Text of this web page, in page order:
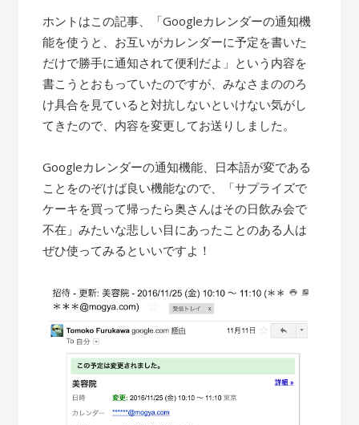
ホントはこの記事、「Googleカレンダーの通知機
能を使うと、お互いがカレンダーに予定を書いた
だけで勝手に通知されて便利だよ」という内容を
書こうとおもっていたのですが、みなさまののろ
け具合を見ていると対抗しないといけない気がし
てきたので、内容を変更してお送りしました。
Googleカレンダーの通知機能、日本語が変である
ことをのぞけば良い機能なので、「サプライズで
ケーキを買って帰ったら奥さんはその日飲み会で
不在」みたいな悲しい目にあったことのある人は
ぜひ使ってみるといいですよ！